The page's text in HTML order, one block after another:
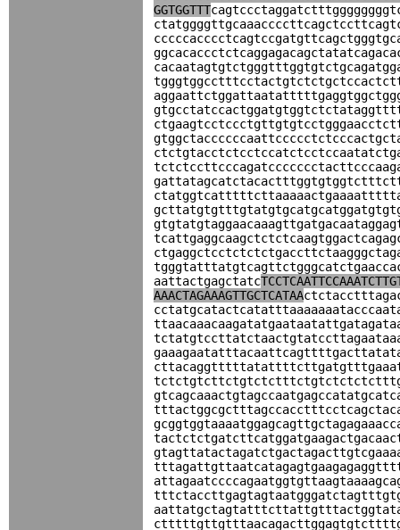
GGTGGTTT
aattactgagctatc
AAACTAGAAAGTTGCTCATAA